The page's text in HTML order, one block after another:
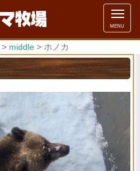
メ
ニ
ュ
ー
MENU
> middle > ホノカ